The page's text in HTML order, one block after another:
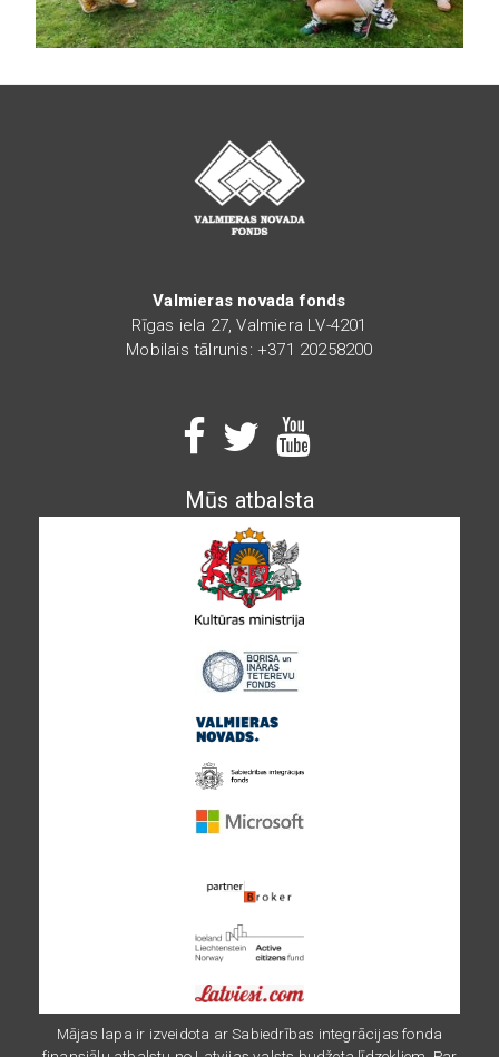
Valmieras novada fonds
Rīgas iela 27, Valmiera LV-4201
Mobilais tālrunis: +371 20258200
Mūs atbalsta
Image
Image
Image
Image
Image
Image
Image
Mājas lapa ir izveidota ar Sabiedrības integrācijas fonda